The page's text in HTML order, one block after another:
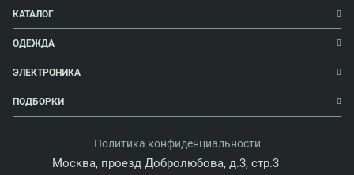
КАТАЛОГ
ОДЕЖДА
ЭЛЕКТРОНИКА
ПОДБОРКИ
Политика конфиденциальности
Москва, проезд Добролюбова, д.3, стр.3